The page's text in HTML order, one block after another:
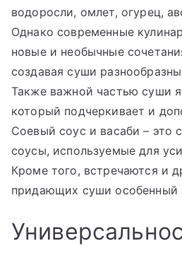
водоросли, омлет, огурец,
Однако современные
новые и необычные
создавая суши
Также важной частью суши
который подчеркивает и
Соевый соус и васаби – это
соусы, используемые для
Кроме того, встречаются и
придающих суши особенный